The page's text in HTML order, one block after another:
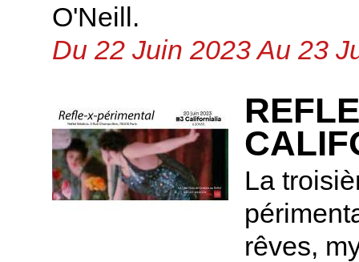
O'Neill.
Du 22 Juin 2023 Au 23
La
rêves,